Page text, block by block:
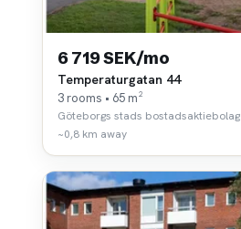
6 719 SEK/mo
Temperaturgatan 44
3 rooms • 65 m²
Göteborgs stads bostadsaktiebolag
~0,8 km away